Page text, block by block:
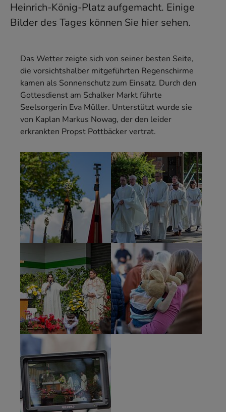
Heinrich-König-Platz aufgemacht. Einige
Bilder des Tages können Sie hier sehen.
Das Wetter zeigte sich von seiner besten Seite,
die vorsichtshalber mitgeführten Regenschirme
kamen als Sonnenschutz zum Einsatz. Durch den
Gottesdienst am Schalker Markt führte
Seelsorgerin Eva Müller. Unterstützt wurde sie
von Kaplan Markus Nowag, der den leider
erkrankten Propst Pottbäcker vertrat.